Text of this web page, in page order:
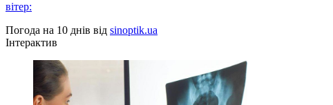
вітер:
Погода на 10 днів від sinoptik.ua
Інтерактив